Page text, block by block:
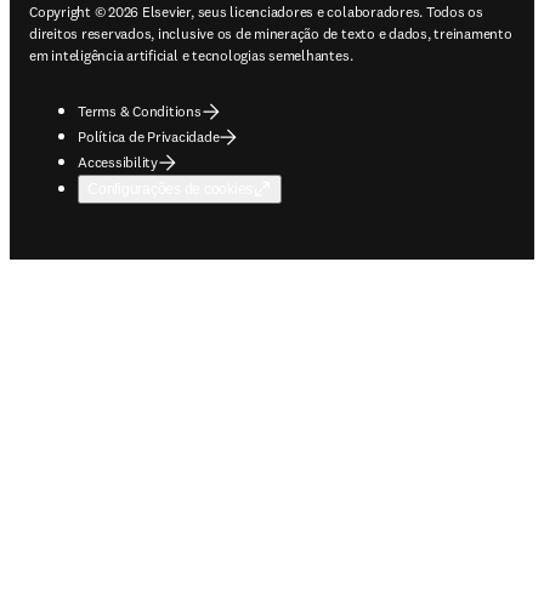
Copyright © 2026 Elsevier, seus licenciadores e colaboradores. Todos os
direitos reservados, inclusive os de mineração de texto e dados, treinamento
em inteligência artificial e tecnologias semelhantes.
Terms & Conditions
Política de Privacidade
Accessibility